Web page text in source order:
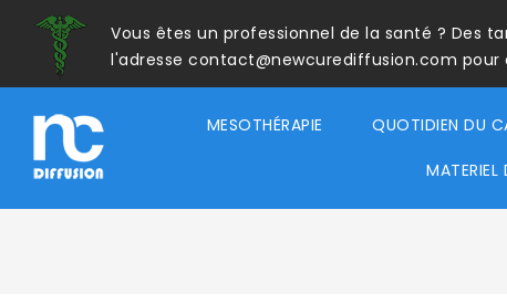
Vous êtes un professionnel de la santé ? Des
l'adresse contact@newcurediffusion.com
MESOTHÉRAPIE QUOTIDIEN DU